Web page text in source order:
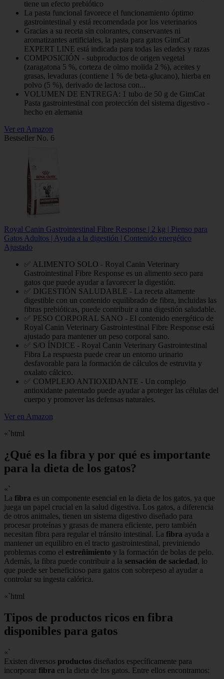
tiene un efecto prebiótico
La pasta funcional favorece el funcionamiento óptimo
gastrointestinal y está recomendada por los veterinarios
Gracias a su receta sin colorantes, conservantes ni
aromatizantes artificiales, la pasta para gatos GimCat
EXPERT LINE está indicada para todas las edades y razas
COMPOSICIÓN - subproductos de origen vegetal
(zaragatona 5 %, corteza de olmo molida 2 %), aceites y
grasas, levaduras (contiene 1 % de beta-glucano), hierba en
polvo (5 %), derivado de lactosa con...
VOLUMEN DE ENTREGA: 1 tubo de 50 g de GimCat
Pasta gastrointestinal con protección del sistema digestivo -
hecho en alemania
Ver en Amazon
Bestseller No. 6
Royal Canin Gastrointestinal Fibre Response | 2 kg | Pienso para
Gatos Adultos | Ayuda a la digestión | Contenido energético
Ajustado
✅ ALIMENTO SOLO - Royal Canin Veterinary
Gastrointestinal Fibre Response es un alimento seco para
gatos que puede ayudar a favorecer la digestión.
✅ DIGESTIÓN SALUDABLE - La receta altamente
digestible con un contenido equilibrado de fibra, incluidas las
fibras prebióticas, puede contribuir a una digestión saludable.
✅ PESO CORPORAL SANO - El contenido energético de
Royal Canin Veterinary Gastrointestinal Fibre Response está
ajustado para mantener un peso corporal sano.
✅ S/O ÍNDICE - Royal Canin Veterinary Gastrointestinal
Fibra La respuesta puede crear un entorno urinario
desfavorable para la formación de cálculos de estruvita y
oxalato cálcico.
✅ COMPLEJO ANTIOXIDANTE - Un complejo
antioxidante patentado puede ayudar a proteger las células del
cuerpo y promover las defensas naturales.
Ver en Amazon
«`html
¿Qué es la fibra y por qué es importante
para la dieta de los gatos?
«`
La fibra es un componente esencial en la dieta de los gatos, ya que
juega un papel crucial en la salud digestiva. Los gatos, a diferencia
de otros animales, tienen un sistema digestivo diseñado para
procesar proteínas y grasas de manera eficiente, pero también
necesitan fibra para regular el tránsito intestinal. La fibra ayuda a
mantener un equilibro en el tracto gastrointestinal, previniendo
problemas como el estreñimiento y la formación de bolas de pelo.
Además, la fibra puede contribuir a la sensación de saciedad, lo
que puede ser beneficioso para gatos con sobrepeso al ayudar a
controlar su ingesta calórica.
«`html
Tipos de productos ricos en fibra
disponibles para gatos
«`
Existen diversos productos diseñados específicamente para
incorporar fibra en la dieta de los gatos. Entre ellos encontramos: